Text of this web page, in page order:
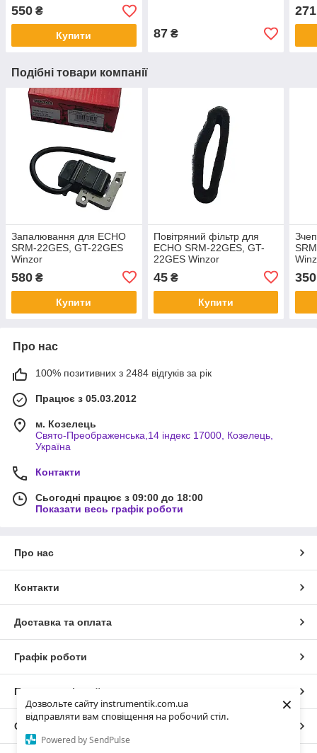
Дозвольте сайту instrumentik.com.ua
відправляти вам сповіщення на робочий стіл.
Powered by SendPulse
×
550 ₴
Купити 87₴
271
Подібні товари компанії
Запалювання для ECHO
SRM-22GES, GT-22GES
Winzor
580 ₴
Купити
Повітряний фільтр для
ECHO SRM-22GES, GT-
22GES Winzor
45₴
Купити
350
Про нас
100% позитивних з 2484 відгуків за рік
Працює з 05.03.2012
м. Козелець
Свято-Преображенська,14 індекс 17000, Козелець,
Україна
Контакти
Сьогодні працює з 09:00 до 18:00
Показати весь графік роботи
Про нас
Контакти
Доставка та оплата
Графік роботи
Повна версія сайту
Сайт створено на маркетплейсі